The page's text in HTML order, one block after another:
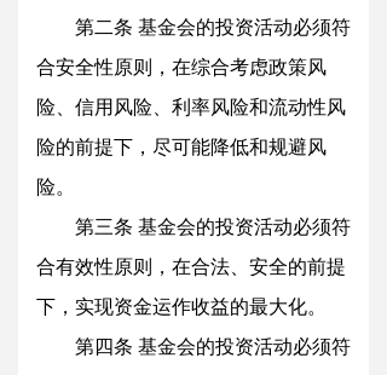
第二条 基金会的投资活动必须符
合安全性原则，在综合考虑政策风
险、信用风险、利率风险和流动性风
险的前提下，尽可能降低和规避风
险。
第三条 基金会的投资活动必须符
合有效性原则，在合法、安全的前提
下，实现资金运作收益的最大化。
第四条 基金会的投资活动必须符